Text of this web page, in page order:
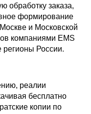
обработку заказа,
формирование
и Московской
компаниями EMS
регионы России.
реалии
бесплатно
копии по